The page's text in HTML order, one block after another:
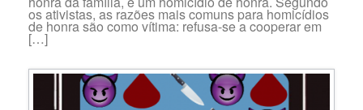
os ativistas, as razões mais comuns para homicídios
de honra são como vítima: refusa-se a cooperar em
[…]